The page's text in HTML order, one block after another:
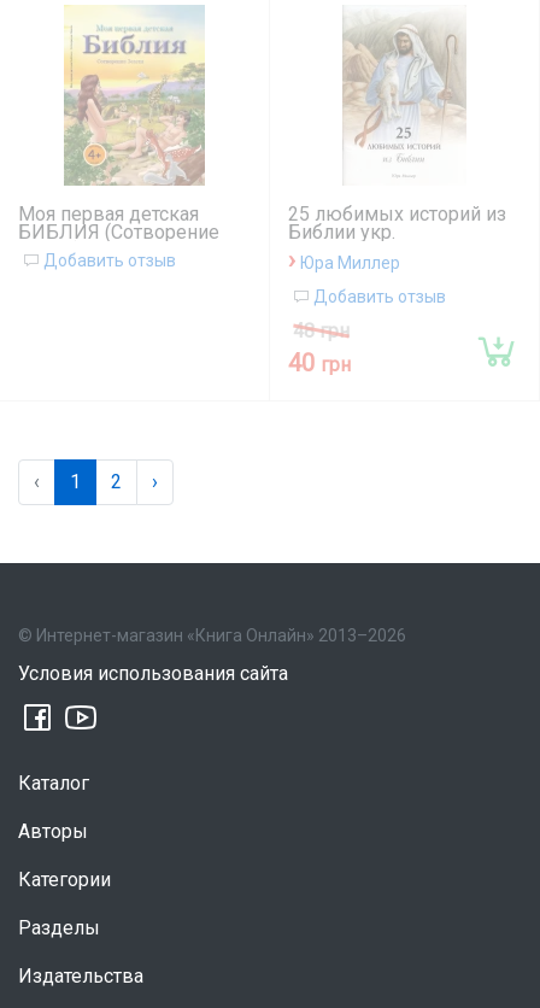
Моя первая детская
БИБЛИЯ (Сотворение
земли)
Добавить отзыв
25 любимых историй из
Библии укр.
› Юра Миллер
Добавить отзыв
48 грн
40 грн
‹ 1 2 ›
© Интернет-магазин «Книга Онлайн» 2013–2026
Условия использования сайта
Каталог
Авторы
Категории
Разделы
Издательства